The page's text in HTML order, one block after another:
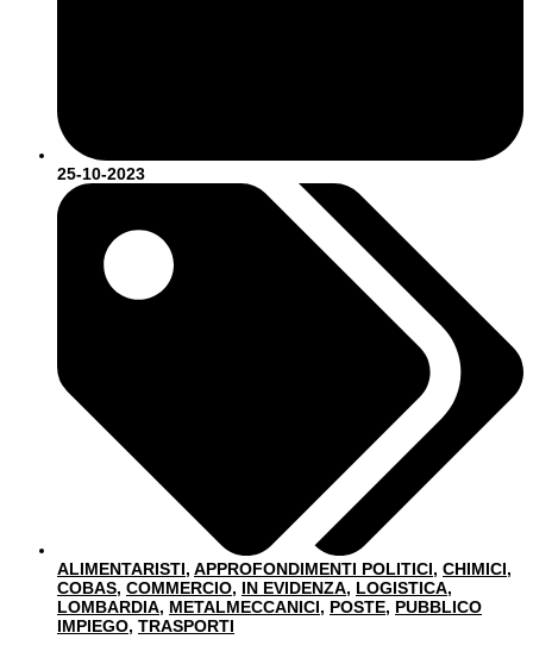
25-10-2023
ALIMENTARISTI, APPROFONDIMENTI POLITICI, CHIMICI,
COBAS, COMMERCIO, IN EVIDENZA, LOGISTICA,
LOMBARDIA, METALMECCANICI, POSTE, PUBBLICO
IMPIEGO, TRASPORTI